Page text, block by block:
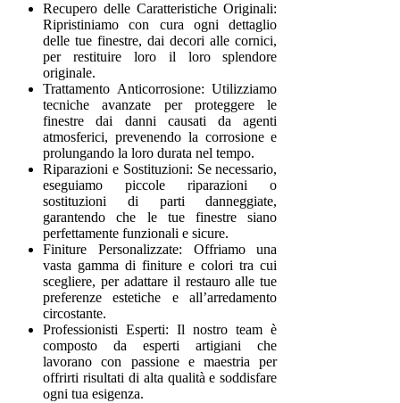
Recupero delle Caratteristiche Originali:
Ripristiniamo con cura ogni dettaglio
delle tue finestre, dai decori alle cornici,
per restituire loro il loro splendore
originale.
Trattamento Anticorrosione: Utilizziamo
tecniche avanzate per proteggere le
finestre dai danni causati da agenti
atmosferici, prevenendo la corrosione e
prolungando la loro durata nel tempo.
Riparazioni e Sostituzioni: Se necessario,
eseguiamo piccole riparazioni o
sostituzioni di parti danneggiate,
garantendo che le tue finestre siano
perfettamente funzionali e sicure.
Finiture Personalizzate: Offriamo una
vasta gamma di finiture e colori tra cui
scegliere, per adattare il restauro alle tue
preferenze estetiche e all’arredamento
circostante.
Professionisti Esperti: Il nostro team è
composto da esperti artigiani che
lavorano con passione e maestria per
offrirti risultati di alta qualità e soddisfare
ogni tua esigenza.